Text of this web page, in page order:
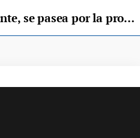
El oso que, presuntamente, se pasea por la provincia de León